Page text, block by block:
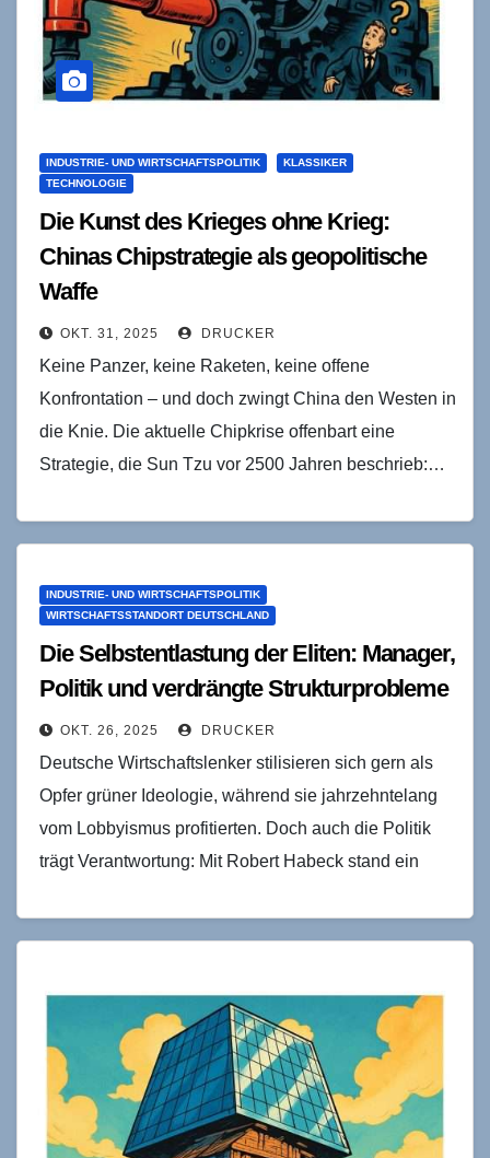
INDUSTRIE- UND WIRTSCHAFTSPOLITIK
KLASSIKER
TECHNOLOGIE
Die Kunst des Krieges ohne Krieg:
Chinas Chipstrategie als geopolitische
Waffe
OKT. 31, 2025 DRUCKER
Keine Panzer, keine Raketen, keine offene
Konfrontation – und doch zwingt China den Westen in
die Knie. Die aktuelle Chipkrise offenbart eine
Strategie, die Sun Tzu vor 2500 Jahren beschrieb:…
INDUSTRIE- UND WIRTSCHAFTSPOLITIK
WIRTSCHAFTSSTANDORT DEUTSCHLAND
Die Selbstentlastung der Eliten: Manager,
Politik und verdrängte Strukturprobleme
OKT. 26, 2025 DRUCKER
Deutsche Wirtschaftslenker stilisieren sich gern als
Opfer grüner Ideologie, während sie jahrzehntelang
vom Lobbyismus profitierten. Doch auch die Politik
trägt Verantwortung: Mit Robert Habeck stand ein